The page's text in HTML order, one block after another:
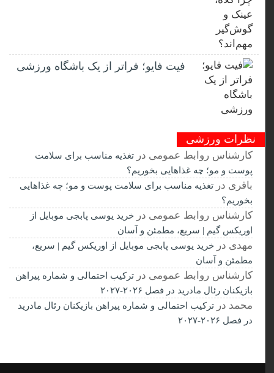
فیت ‌فایو؛ فراتر از یک باشگاه ورزشی
نظرات ورزشی
کارشناس روابط عمومیدرتغذیه مناسب برای سلامت
پوست و مو؛ چه غذاهایی بخوریم؟
باقری درتغذیه مناسب برای سلامت پوست و مو؛ چه غذاهایی
بخوریم؟
کارشناس روابط عمومیدرخرید یوسی پابجی موبایل از
اوریکس گیم | سریع، مطمئن و آسان
مهدیدرخرید یوسی پابجی موبایل از اوریکس گیم | سریع،
مطمئن و آسان
کارشناس روابط عمومیدرترکیب احتمالی و شماره پیراهن
بازیکنان رئال مادرید در فصل ۲۰۲۶-۲۰۲۷
محمددرترکیب احتمالی و شماره پیراهن بازیکنان رئال مادرید
در فصل ۲۰۲۶-۲۰۲۷